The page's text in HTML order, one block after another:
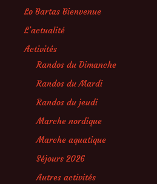
Lo Bartas Bienvenue
L’actualité
Activités
Randos du Dimanche
Randos du Mardi
Randos du jeudi
Marche nordique
Marche aquatique
Séjours 2026
Autres activités